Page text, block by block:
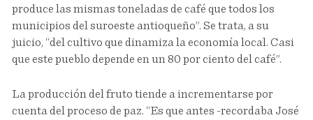
produce las mismas toneladas de café que todos los
municipios del suroeste antioqueño”. Se trata, a su
juicio, “del cultivo que dinamiza la economía local. Casi
que este pueblo depende en un 80 por ciento del café”.
La producción del fruto tiende a incrementarse por
cuenta del proceso de paz. “Es que antes -recordaba José